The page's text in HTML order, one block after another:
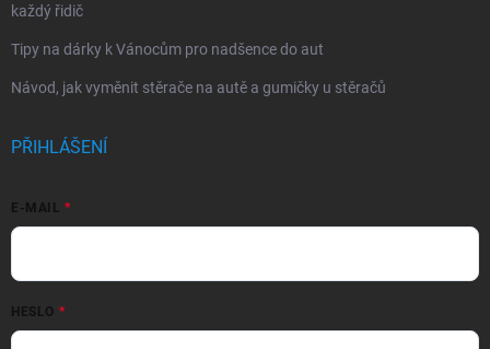
každý řidič
Tipy na dárky k Vánocům pro nadšence do aut
Návod, jak vyměnit stěrače na autě a gumičky u stěračů
PŘIHLÁŠENÍ
E-MAIL
HESLO